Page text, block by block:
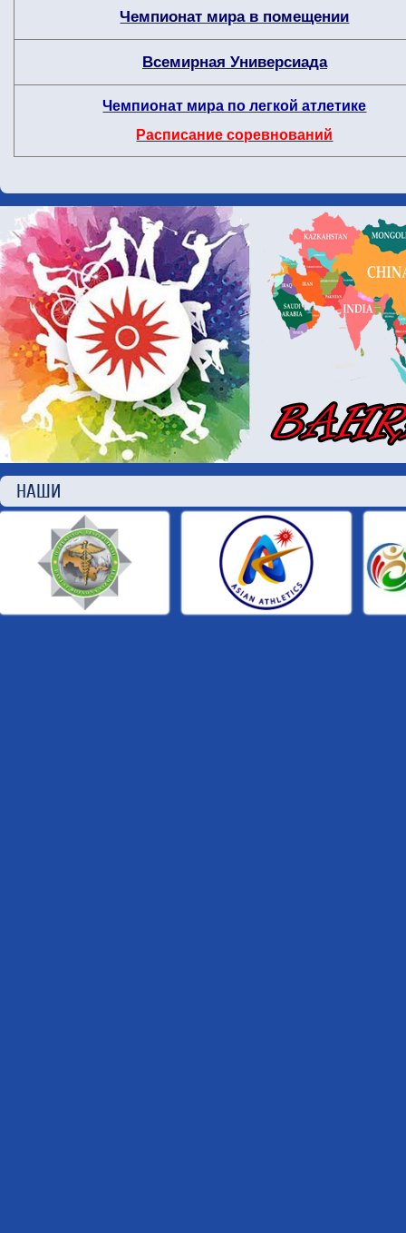
Чемпионат мира в помещении
Всемирная Универсиада
Чемпионат мира по легкой атлетике
Расписание соревнований
НАШИ